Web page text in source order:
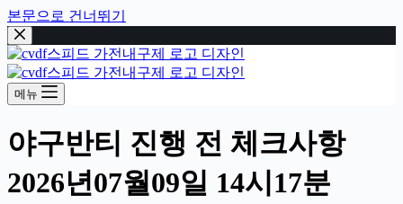
본문으로 건너뛰기
메뉴
야구반티 진행 전 체크사항
2026년07월09일 14시17분